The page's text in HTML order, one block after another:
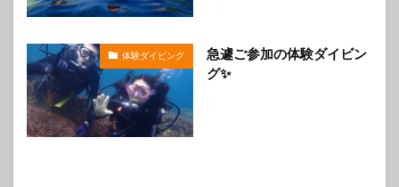
体験ダイビング
急遽ご参加の体験ダイビン
グ✨️